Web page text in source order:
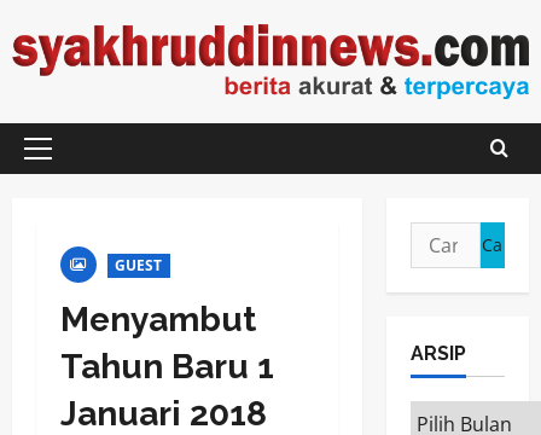
to
content
Primary
GUEST
Menyambut
Tahun Baru 1
Januari 2018
Cari
untuk:
ARSIP
ARSIP